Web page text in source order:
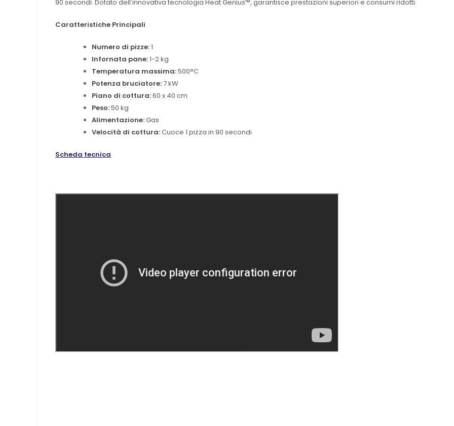
90 secondi. Dotato dell'innovativa tecnologia Heat Genius™, garantisce prestazioni superiori e consumi ridotti.
Caratteristiche Principali
Numero di pizze:1
Infornata pane:1-2 kg
Temperatura massima:500°C
Potenza bruciatore:7 kW
Piano di cottura:60 x 40 cm
Peso:50 kg
Alimentazione:Gas
Velocità di cottura:Cuoce 1 pizza in 90 secondi
Scheda tecnica